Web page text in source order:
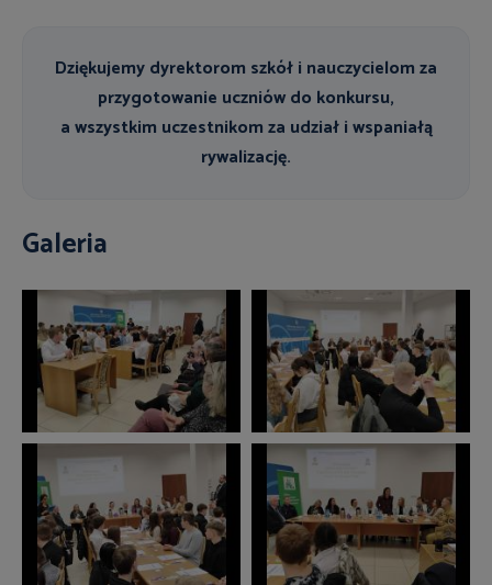
Dziękujemy dyrektorom szkółi nauczycielom za
przygotowanie uczniów do konkursu,
awszystkim uczestnikomza udział i wspaniałą
rywalizację.
Galeria